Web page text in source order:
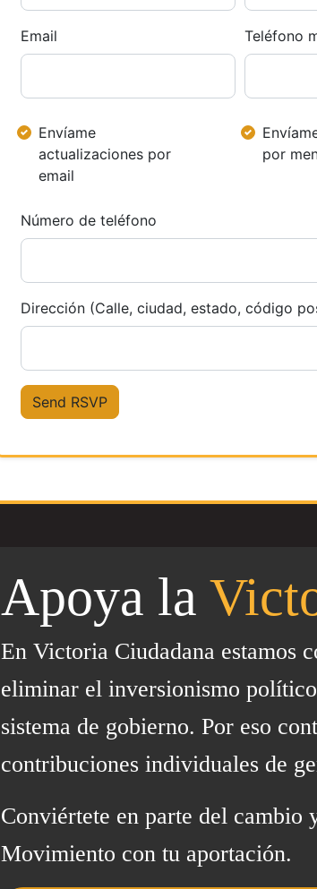
Email Teléfono
Envíame
actualizaciones por
email
por
Número de teléfono
Dirección (Calle, ciudad, estado, código
Apoya la
En Victoria Ciudadana estamos
eliminar el inversionismo
sistema de gobierno. Por eso
contribuciones individuales de
Conviértete en parte del cambio
Movimiento con tu aportación.